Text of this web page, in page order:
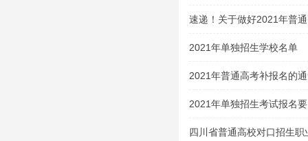
资格学校及专业的通告
速递！关于做好2021年普
通知
2021年单独招生学校名单
2021年普通高考补报名的
2021年单独招生考试报名
四川省普通高校对口招生